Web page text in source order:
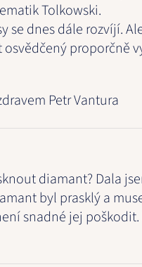
Tolkowski.
se dnes dále rozvíjí.
osvědčený proporčně
Petr Vantura
diamant? Dala
byl prasklý a
snadné jej